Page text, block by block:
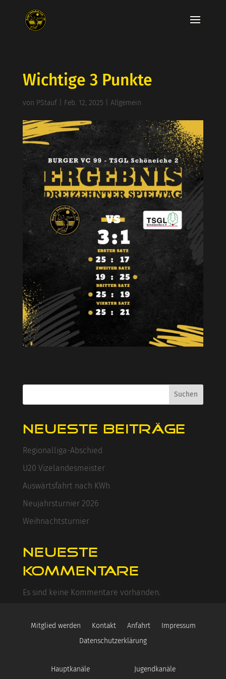
Wichtige 3 Punkte
von PStauf| Feb. 12, 2025 Allgemein
Suchen
Neueste Beiträge
Regionalliga-Abschied
U20 Vizelandesmeister
Auswärtsfahrt nach KWh
Neujahrsturnier 2026
Weihnachtsturnier
Neueste
Kommentare
Es sind keine Kommentare vorhanden.
Mitglied werden Kontakt Anfahrt
Impressum
Datenschutzerklärung
Hauptkanäle Jugendkanäle